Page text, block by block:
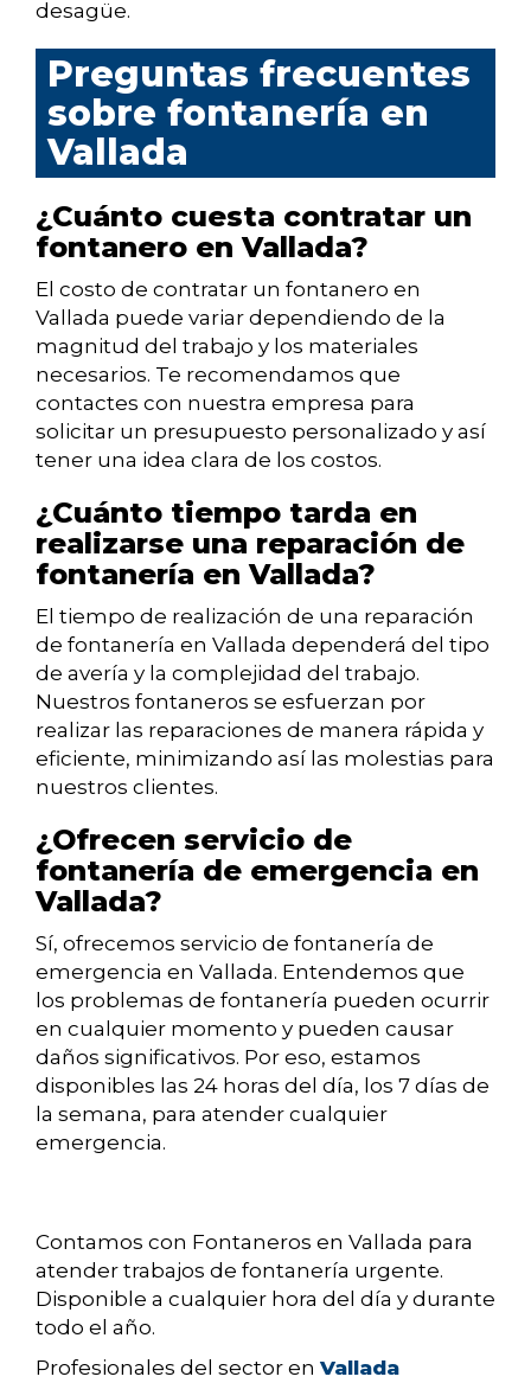
desagüe.
Preguntas frecuentes
sobre fontanería en
Vallada
¿Cuánto cuesta contratar un
fontanero en Vallada?
El costo de contratar un fontanero en
Vallada puede variar dependiendo de la
magnitud del trabajo y los materiales
necesarios. Te recomendamos que
contactes con nuestra empresa para
solicitar un presupuesto personalizado y así
tener una idea clara de los costos.
¿Cuánto tiempo tarda en
realizarse una reparación de
fontanería en Vallada?
El tiempo de realización de una reparación
de fontanería en Vallada dependerá del tipo
de avería y la complejidad del trabajo.
Nuestros fontaneros se esfuerzan por
realizar las reparaciones de manera rápida y
eficiente, minimizando así las molestias para
nuestros clientes.
¿Ofrecen servicio de
fontanería de emergencia en
Vallada?
Sí, ofrecemos servicio de fontanería de
emergencia en Vallada. Entendemos que
los problemas de fontanería pueden ocurrir
en cualquier momento y pueden causar
daños significativos. Por eso, estamos
disponibles las 24 horas del día, los 7 días de
la semana, para atender cualquier
emergencia.
Contamos con Fontaneros en Vallada para
atender trabajos de fontanería urgente.
Disponible a cualquier hora del día y durante
todo el año.
Profesionales del sector en Vallada